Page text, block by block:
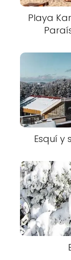
Playa
Esquí y